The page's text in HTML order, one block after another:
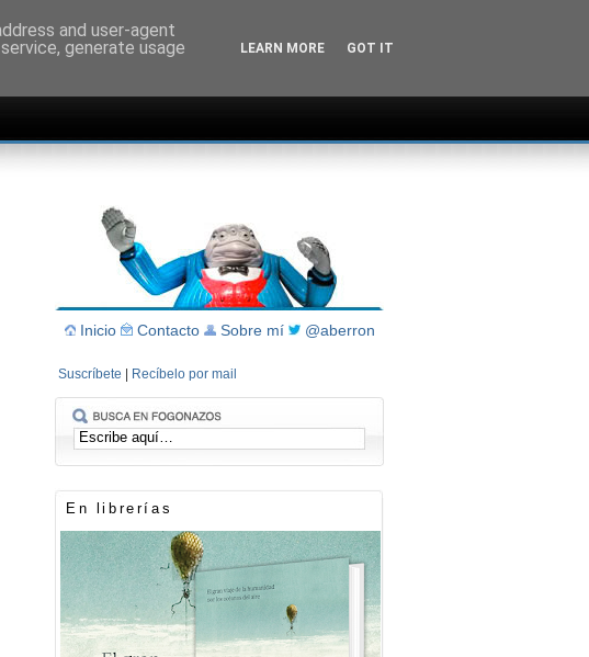
Inicio Contacto Sobre mí @aberron
Suscríbete Recíbelo por mail
En librerías
and user-agent
generate usage
LEARN MORE GOT IT